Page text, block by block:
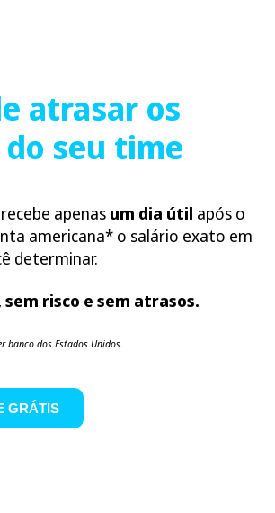
atrasar os
seu time
apenas um dia útil após o
americana* o salário exato em
determinar.
sem risco e sem atrasos.
banco dos Estados Unidos.
GRÁTIS